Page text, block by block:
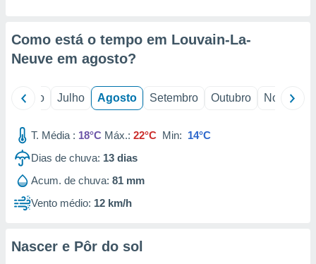
e
de
Como está o tempo em Louvain-La-
Neuve em agosto?
Junho Julho Agosto Setembro Outubro Novembro
T. Média : 18°C Máx.: 22°C Min: 14°C
Dias de chuva: 13 dias
Acum. de chuva: 81 mm
Vento médio: 12 km/h
Nascer e Pôr do sol